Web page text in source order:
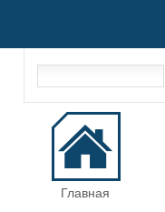
Главная